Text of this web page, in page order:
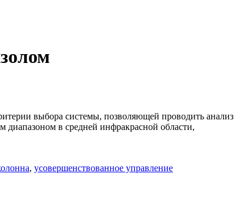
выбора системы, позволяющей проводить анализ
в средней инфракрасной области,
, усовершенствованное управление